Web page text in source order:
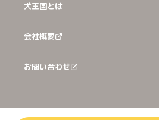
犬王国とは
会社概要
お問い合わせ